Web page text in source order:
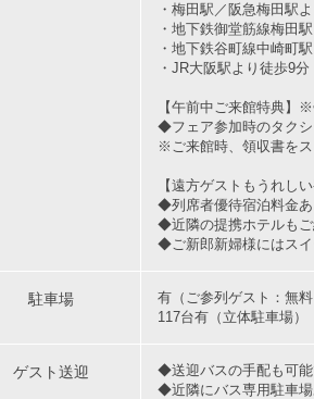
・梅田駅／阪急梅田駅
・地下鉄御堂筋線梅田
・地下鉄谷町線中崎町
・JR大阪駅より徒歩9分
【午前中ご来館特典】
◆フェア参加時のタクシ
※ご来館時、領収書を
【遠方ゲストもうれし
◆列席者優待宿泊料金
◆近隣の提携ホテルも
◆ご新郎新婦様にはスイ
駐車場
有（ご参列ゲスト：無料
117台有（立体駐車場）
ゲスト送迎
◆送迎バスの手配も可能
◆近隣にバス専用駐車場